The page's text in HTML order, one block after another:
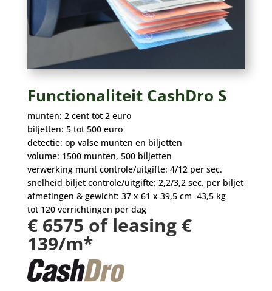
Functionaliteit CashDro S
munten: 2 cent tot 2 euro
biljetten: 5 tot 500 euro
detectie: op valse munten en biljetten
volume: 1500 munten, 500 biljetten
verwerking munt controle/uitgifte: 4/12 per sec.
snelheid biljet controle/uitgifte: 2,2/3,2 sec. per biljet
afmetingen & gewicht: 37 x 61 x 39,5 cm 43,5 kg
tot 120 verrichtingen per dag
€ 6575 of leasing €
139/m*